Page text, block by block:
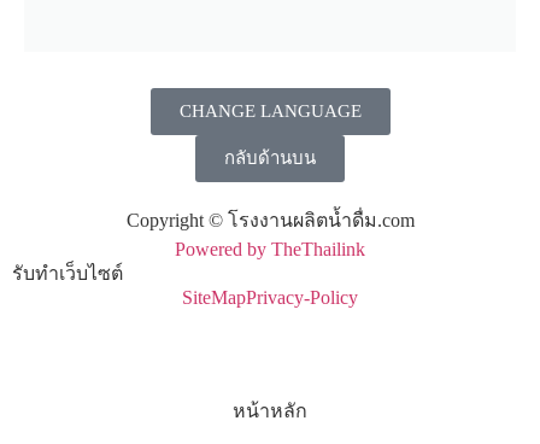
Copyright © โรงงานผลิตน้ำดื่ม.com
Powered by TheThailink
รับทำเว็บไซต์
SiteMapPrivacy-Policy
CHANGE LANGUAGE
กลับด้านบน
หน้าหลัก